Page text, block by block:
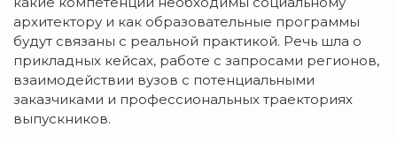
архитектору и как образовательные программы
будут связаны с реальной практикой. Речь шла о
прикладных кейсах, работе с запросами регионов,
взаимодействии вузов с потенциальными
заказчиками и профессиональных траекториях
выпускников.